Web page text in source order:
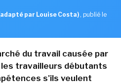
par Louise Costa) , publié le
du travail causée par
travailleurs débutants
s'ils veulent